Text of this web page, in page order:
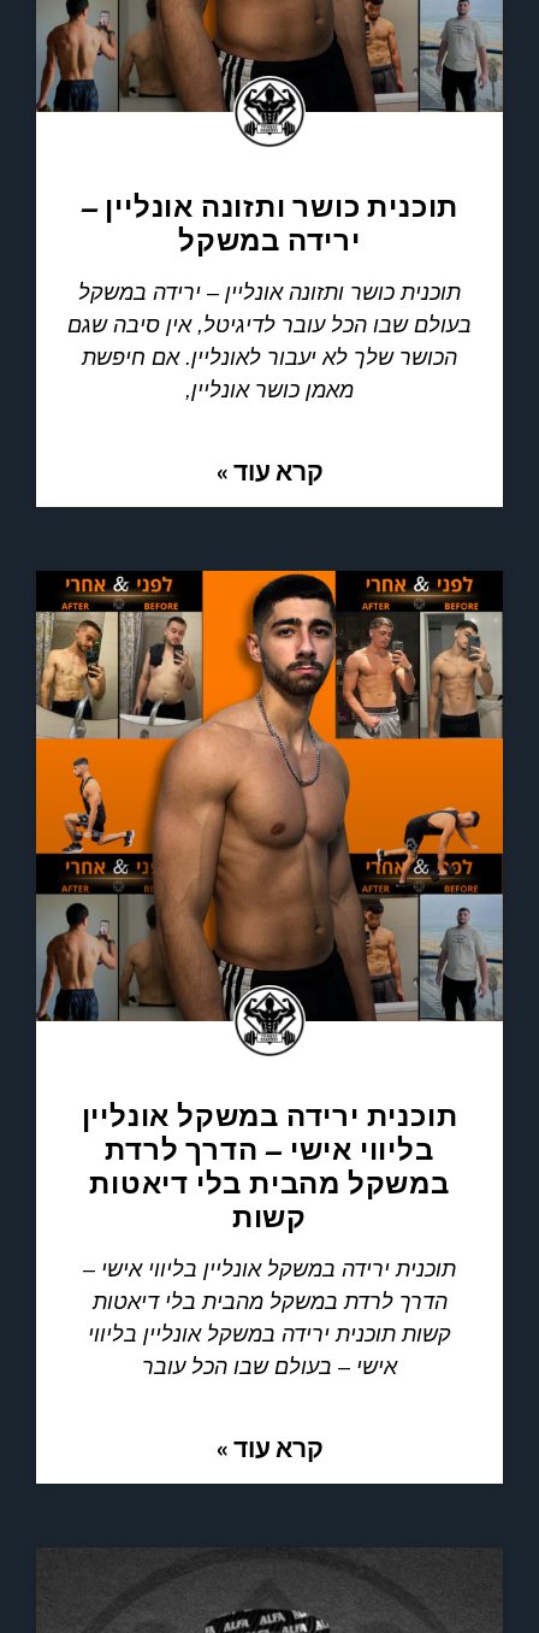
תוכנית כושר ותזונה אונליין –
ירידה במשקל
תוכנית כושר ותזונה אונליין – ירידה במשקל
בעולם שבו הכל עובר לדיגיטל, אין סיבה שגם
הכושר שלך לא יעבור לאונליין. אם חיפשת
מאמן כושר אונליין,
קרא עוד »
תוכנית ירידה במשקל אונליין
בליווי אישי – הדרך לרדת
במשקל מהבית בלי דיאטות
קשות
תוכנית ירידה במשקל אונליין בליווי אישי –
הדרך לרדת במשקל מהבית בלי דיאטות
קשות תוכנית ירידה במשקל אונליין בליווי
אישי – בעולם שבו הכל עובר
קרא עוד »